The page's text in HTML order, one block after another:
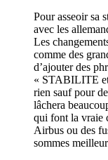
Pour asseoir sa
avec les
Les
comme des
d’ajouter des
« STABILITE et
rien sauf pour
lâchera
qui font la vraie
Airbus ou des
sommes